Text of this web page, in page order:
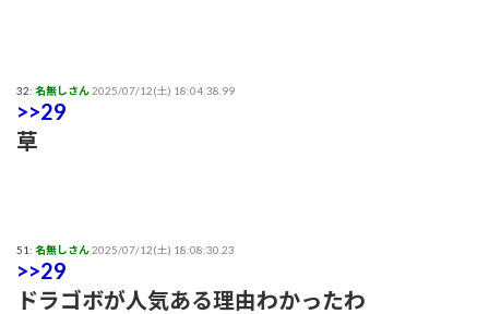
32: 名無しさん2025/07/12(土) 18:04:38.99
>>29
草
51: 名無しさん2025/07/12(土) 18:08:30.23
>>29
ドラゴボが人気ある理由わかったわ